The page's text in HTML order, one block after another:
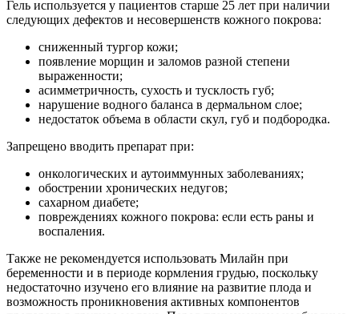
Гель используется у пациентов старше 25 лет при наличии
следующих дефектов и несовершенств кожного покрова:
сниженный тургор кожи;
появление морщин и заломов разной степени
выраженности;
асимметричность, сухость и тусклость губ;
нарушение водного баланса в дермальном слое;
недостаток объема в области скул, губ и подбородка.
Запрещено вводить препарат при:
онкологических и аутоиммунных заболеваниях;
обострении хронических недугов;
сахарном диабете;
повреждениях кожного покрова: если есть раны и
воспаления.
Также не рекомендуется использовать Милайн при
беременности и в периоде кормления грудью, поскольку
недостаточно изучено его влияние на развитие плода и
возможность проникновения активных компонентов